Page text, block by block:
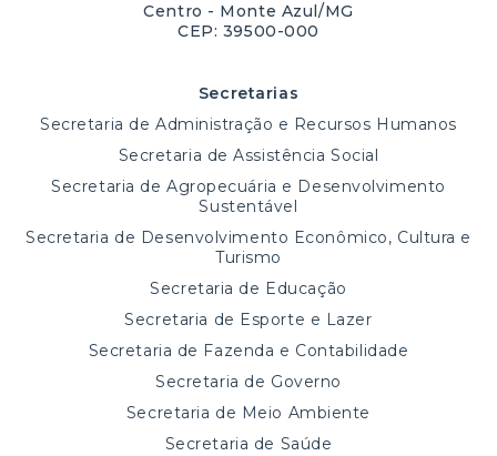
Centro - Monte Azul/MG
CEP: 39500-000
Secretarias
Secretaria de Administração e Recursos Humanos
Secretaria de Assistência Social
Secretaria de Agropecuária e Desenvolvimento
Sustentável
Secretaria de Desenvolvimento Econômico, Cultura e
Turismo
Secretaria de Educação
Secretaria de Esporte e Lazer
Secretaria de Fazenda e Contabilidade
Secretaria de Governo
Secretaria de Meio Ambiente
Secretaria de Saúde